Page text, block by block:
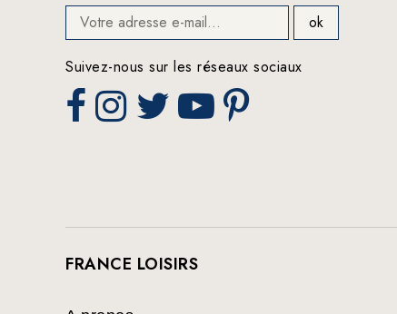
Suivez-nous sur les réseaux sociaux
FRANCE LOISIRS